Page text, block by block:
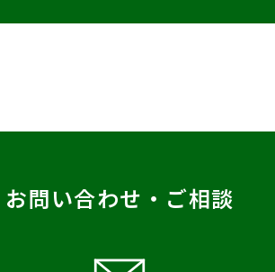
お問い合わせ・ご相談